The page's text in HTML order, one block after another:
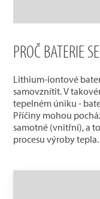
PROČ BATERIE
Lithium-iontové
samovznítit. V
tepelném úniku -
Příčiny mohou
samotné (vnitřní), a
procesu výroby tepla.